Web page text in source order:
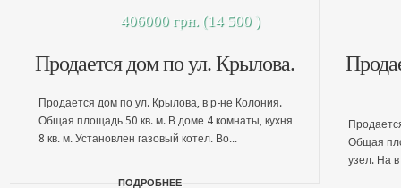
406000 грн. (14 500 )
Продается дом по ул. Крылова.
Продается дом по ул. Крылова, в р-не Колония.
Общая площадь 50 кв. м. В доме 4 комнаты, кухня
8 кв. м. Установлен газовый котел. Во...
ПОДРОБНЕЕ
Общая
узел. На